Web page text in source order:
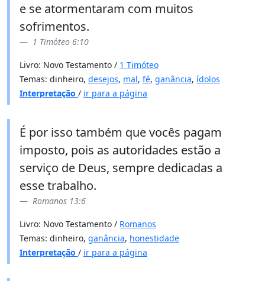
e se atormentaram com muitos
sofrimentos.
1 Timóteo 6:10
Livro: Novo Testamento / 1 Timóteo
Temas: dinheiro, desejos, mal, fé, ganância, ídolos
Interpretação / ir para a página
É por isso também que vocês pagam
imposto, pois as autoridades estão a
serviço de Deus, sempre dedicadas a
esse trabalho.
Romanos 13:6
Livro: Novo Testamento / Romanos
Temas: dinheiro, ganância, honestidade
Interpretação / ir para a página